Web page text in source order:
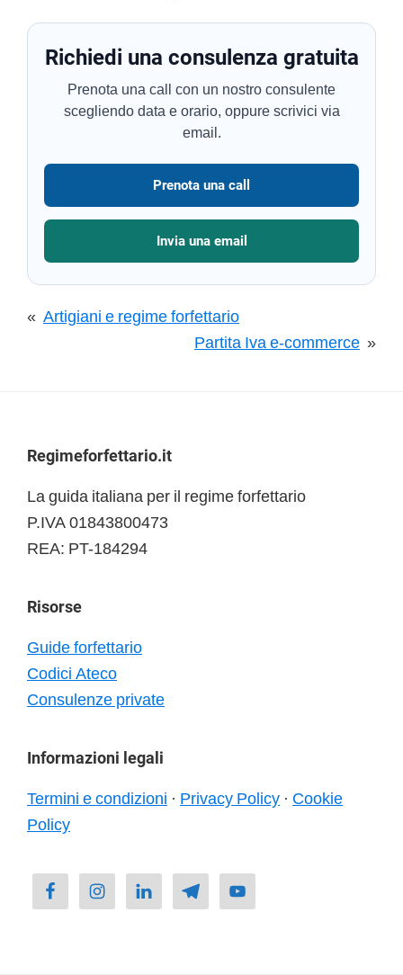
Richiedi una consulenza gratuita
Prenota una call con un nostro consulente
scegliendo data e orario, oppure scrivici via
email.
Prenota una call
Invia una email
« Artigiani e regime forfettario
Partita Iva e-commerce »
Footer
Regimeforfettario.it
La guida italiana per il regime forfettario
P.IVA 01843800473
REA: PT-184294
Risorse
Guide forfettario
Codici Ateco
Consulenze private
Informazioni legali
Termini e condizioni · Privacy Policy · Cookie
Policy